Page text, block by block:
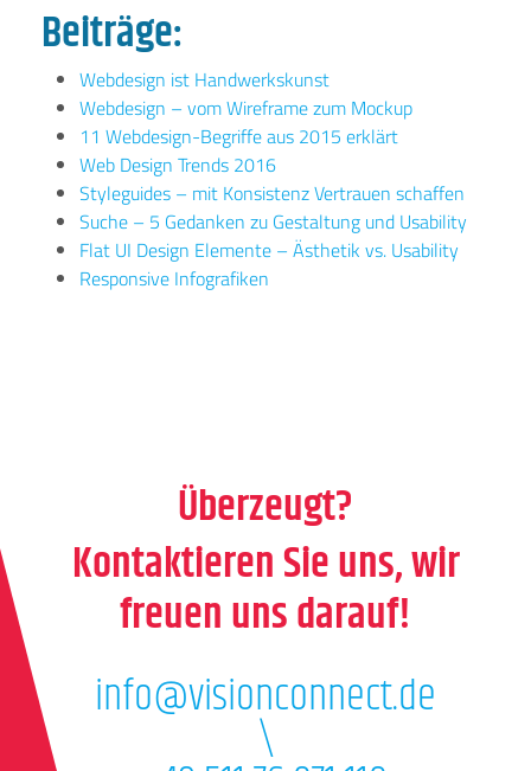
Beiträge:
Webdesign ist Handwerkskunst
Webdesign – vom Wireframe zum Mockup
11 Webdesign-Begriffe aus 2015 erklärt
Web Design Trends 2016
Styleguides – mit Konsistenz Vertrauen schaffen
Suche – 5 Gedanken zu Gestaltung und Usability
Flat UI Design Elemente – Ästhetik vs. Usability
Responsive Infografiken
Überzeugt?
Kontaktieren Sie uns, wir
freuen uns darauf!
info@visionconnect.de
\